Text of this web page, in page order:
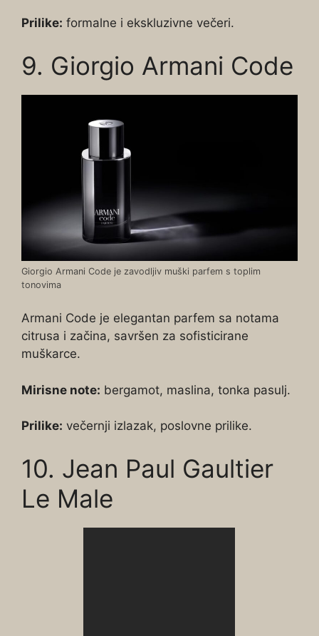
Prilike: formalne i ekskluzivne večeri.
9. Giorgio Armani Code
Giorgio Armani Code je zavodljiv muški parfem s toplim
tonovima
Armani Code je elegantan parfem sa notama
citrusa i začina, savršen za sofisticirane
muškarce.
Mirisne note: bergamot, maslina, tonka pasulj.
Prilike: večernji izlazak, poslovne prilike.
10. Jean Paul Gaultier
Le Male